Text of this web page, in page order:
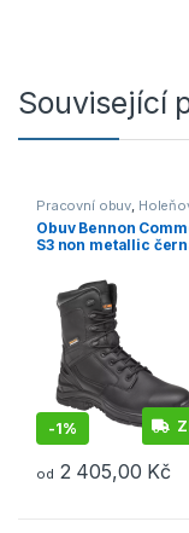
Související
Pracovní obuv,
Obuv Bennon
S3 non metallic
-1%
od 2 405,00 Kč
Tento produkt má